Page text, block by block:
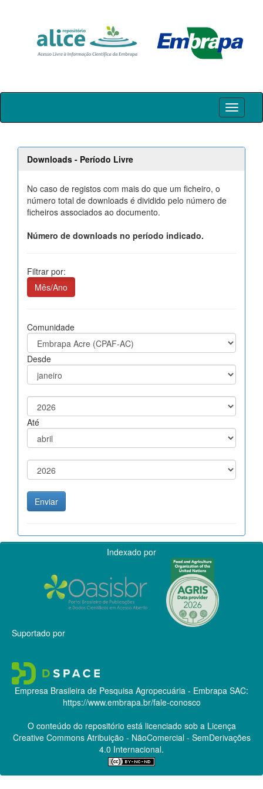
Skip
Downloads - Período Livre
No caso de registos com mais do que um ficheiro, o
número total de downloads é dividido pelo número de
ficheiros associados ao documento.
Número de downloads no período indicado.
Filtrar por:
Mês/Ano
Comunidade
Desde
Até
Indexado por
Suportado por
Empresa Brasileira de Pesquisa Agropecuária - Embrapa SAC:
https://www.embrapa.br/fale-conosco
O conteúdo do repositório está licenciado sob a Licença
Creative CommonsAtribuição - NãoComercial - SemDerivações
4.0 Internacional.